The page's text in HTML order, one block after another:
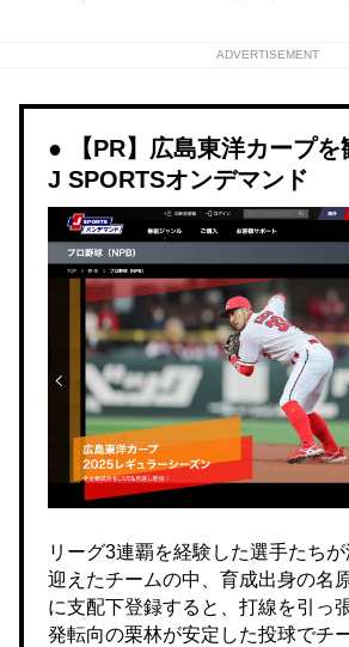
ADVERTISEMENT
【PR】広島東洋カープ
J SPORTSオンデマンド
リーグ3連覇を経験した選手たち
迎えたチームの中、育成出身の名
に支配下登録すると、打線を引っ
発転向の栗林が安定した投球でチ